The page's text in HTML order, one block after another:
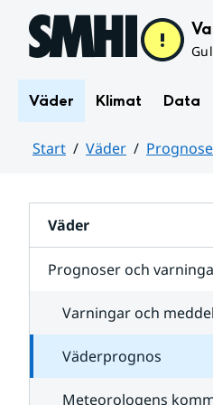
Hoppa till sidans innehåll
Väder Klimat Data
Start Väder
Väder
Prognoser och
Varningar och
Väderprognos
Meteorologens